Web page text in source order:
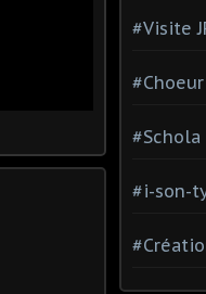
#Visite
#Schola
#i-son-